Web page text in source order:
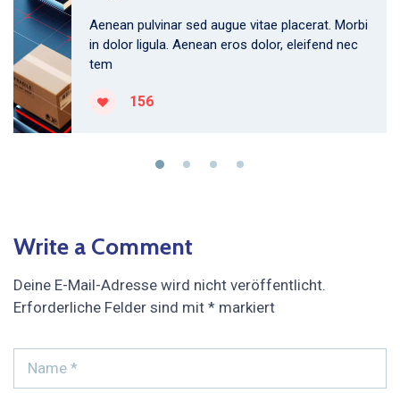
Aenean pulvinar sed augue vitae placerat. Morbi
in dolor ligula. Aenean eros dolor, eleifend nec
tem
156
Write a Comment
Deine E-Mail-Adresse wird nicht veröffentlicht.
Erforderliche Felder sind mit * markiert